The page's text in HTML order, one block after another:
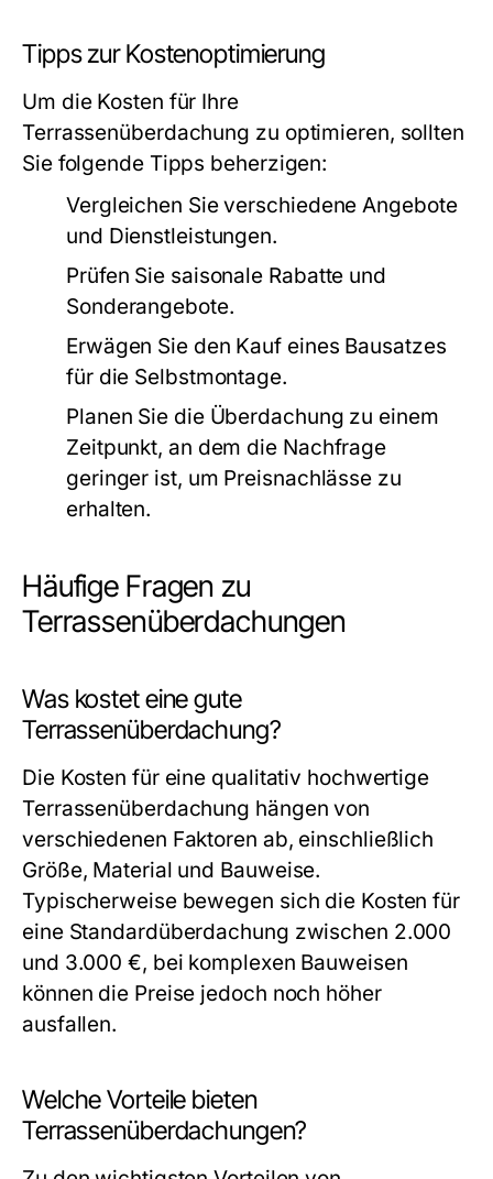
Tipps zur Kostenoptimierung
Um die Kosten für Ihre
Terrassenüberdachung zu optimieren, sollten
Sie folgende Tipps beherzigen:
Vergleichen Sie verschiedene Angebote
und Dienstleistungen.
Prüfen Sie saisonale Rabatte und
Sonderangebote.
Erwägen Sie den Kauf eines Bausatzes
für die Selbstmontage.
Planen Sie die Überdachung zu einem
Zeitpunkt, an dem die Nachfrage
geringer ist, um Preisnachlässe zu
erhalten.
Häufige Fragen zu
Terrassenüberdachungen
Was kostet eine gute
Terrassenüberdachung?
Die Kosten für eine qualitativ hochwertige
Terrassenüberdachung hängen von
verschiedenen Faktoren ab, einschließlich
Größe, Material und Bauweise.
Typischerweise bewegen sich die Kosten für
eine Standardüberdachung zwischen 2.000
und 3.000 €, bei komplexen Bauweisen
können die Preise jedoch noch höher
ausfallen.
Welche Vorteile bieten
Terrassenüberdachungen?